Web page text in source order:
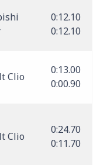
0:12.10
0:12.10
Clio
0:13.00
0:00.90
Clio
0:24.70
0:11.70